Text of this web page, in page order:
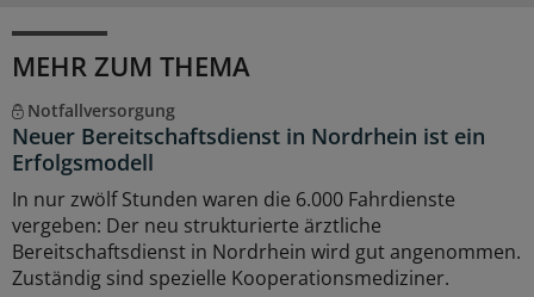
MEHR ZUM THEMA
Notfallversorgung
Neuer Bereitschaftsdienst in Nordrhein ist ein
Erfolgsmodell
In nur zwölf Stunden waren die 6.000 Fahrdienste
vergeben: Der neu strukturierte ärztliche
Bereitschaftsdienst in Nordrhein wird gut angenommen.
Zuständig sind spezielle Kooperationsmediziner.